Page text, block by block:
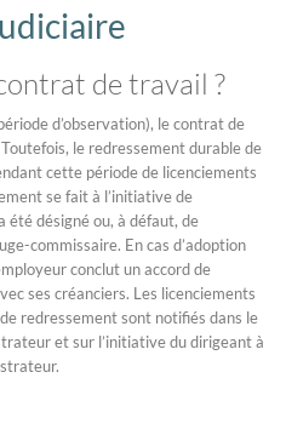
de travail ?
d’observation), le contrat de
le redressement durable de
cette période de licenciements
se fait à l’initiative de
été désigné ou, à défaut, de
commissaire. En cas d’adoption
conclut un accord de
ses créanciers. Les licenciements
redressement sont notifiés dans le
et sur l’initiative du dirigeant à